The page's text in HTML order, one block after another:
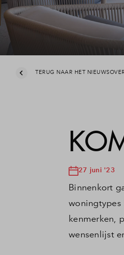
TERUG NAAR HET
27 juni '23
Binnenkort
kenmerken,
wensenlijst